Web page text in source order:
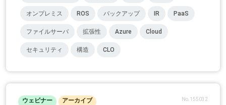
オンプレミス ROS バックアップ IR PaaS
ファイルサーバ 拡張性 Azure Cloud
セキュリティ 構造 CLO
ウェビナー アーカイブ No.155032